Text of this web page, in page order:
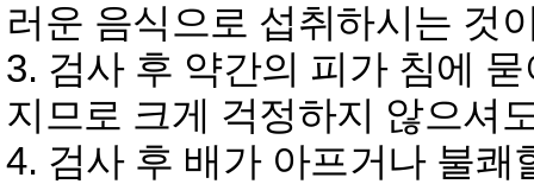
러운 음식으로 섭취하시는 것
3. 검사 후 약간의 피가 침에
지므로 크게 걱정하지 않으셔
4. 검사 후 배가 아프거나 불